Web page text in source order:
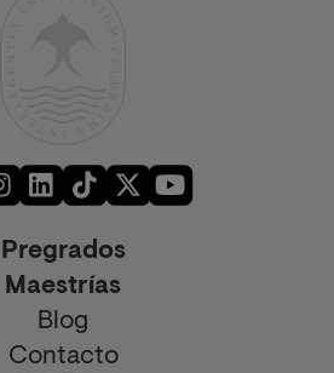
Pregrados
Maestrías
Blog
Contacto